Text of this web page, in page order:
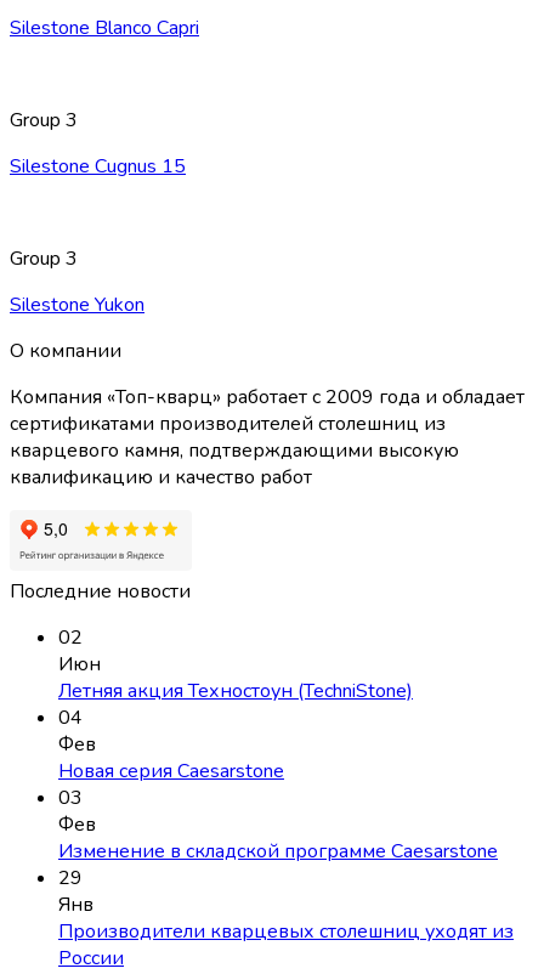
Silestone Blanco Capri
Group 3
Silestone Cugnus 15
Group 3
Silestone Yukon
О компании
Компания «Топ-кварц» работает с 2009 года и обладает
сертификатами производителей столешниц из
кварцевого камня, подтверждающими высокую
квалификацию и качество работ
Последние новости
02
Июн
Летняя акция Техностоун (TechniStone)
04
Фев
Новая серия Caesarstone
03
Фев
Изменение в складской программе Caesarstone
29
Янв
Производители кварцевых столешниц уходят из
России